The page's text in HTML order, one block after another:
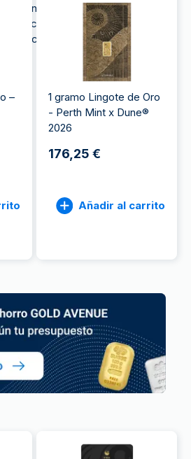
Invertir en oro de la
a construir tus ahorros a
tu cartera de inversión.
–
1 gramo Lingote de Oro
- Perth Mint x Dune®
2026
176,25 €
Añadir al carrito